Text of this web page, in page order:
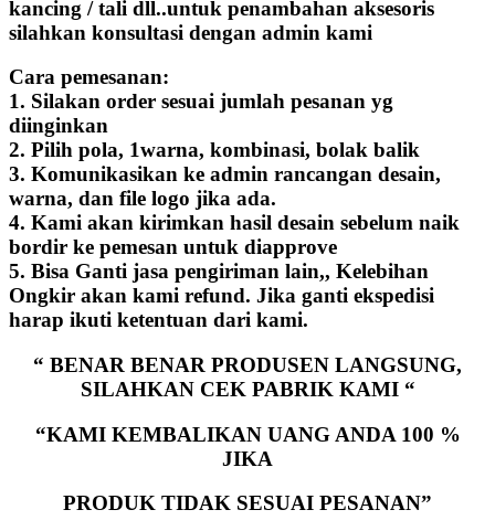
kancing / tali dll..untuk penambahan aksesoris
silahkan konsultasi dengan admin kami
Cara pemesanan:
1. Silakan order sesuai jumlah pesanan yg
diinginkan
2. Pilih pola, 1warna, kombinasi, bolak balik
3. Komunikasikan ke admin rancangan desain,
warna, dan file logo jika ada.
4. Kami akan kirimkan hasil desain sebelum naik
bordir ke pemesan untuk diapprove
5. Bisa Ganti jasa pengiriman lain,, Kelebihan
Ongkir akan kami refund. Jika ganti ekspedisi
harap ikuti ketentuan dari kami.
“ BENAR BENAR PRODUSEN LANGSUNG,
SILAHKAN CEK PABRIK KAMI “
“KAMI KEMBALIKAN UANG ANDA 100 %
JIKA
PRODUK TIDAK SESUAI PESANAN”